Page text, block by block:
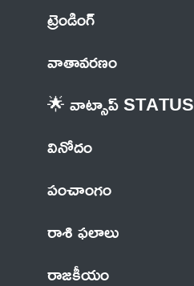
ట్రెండింగ్
వాతావరణం
🌟 వాట్సాప్ STATUS
వినోదం
పంచాంగం
రాశి ఫలాలు
రాజకీయం